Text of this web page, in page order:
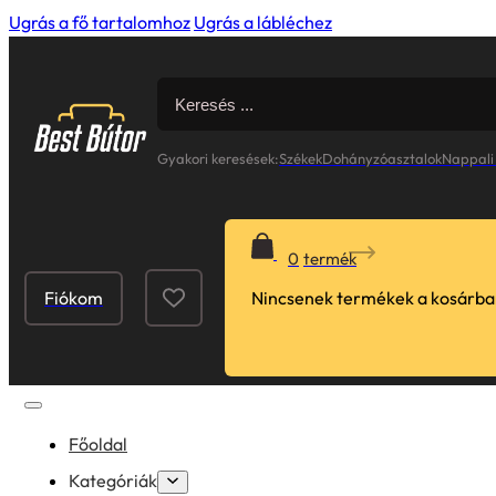
Ugrás a fő tartalomhoz Ugrás a lábléchez
for:
Gyakori keresések:SzékekDohányzóasztalok
Fiókom
0
Nincsenek termékek a
Főoldal
Kategóriák